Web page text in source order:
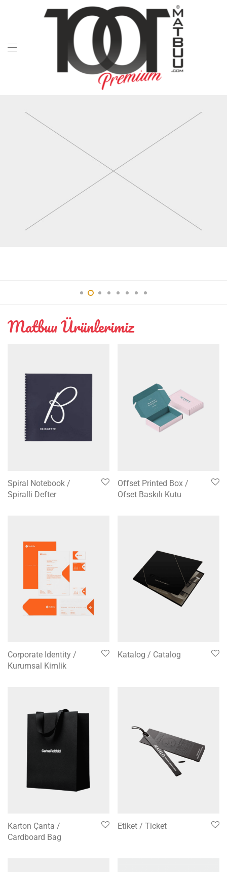
Matbuu Ürünlerimiz
Spiral Notebook /
Spiralli Defter
Offset Printed Box /
Ofset Baskılı Kutu
Corporate Identity /
Kurumsal Kimlik
Katalog / Catalog
Karton Çanta /
Cardboard Bag
Etiket / Ticket